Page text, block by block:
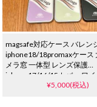
magsafe対応ケース バレン
iphone18/18promaxケース
メラ窓 一体型 レンズ保護
iphone17/16/15カバー ワ
¥5,000(税込)